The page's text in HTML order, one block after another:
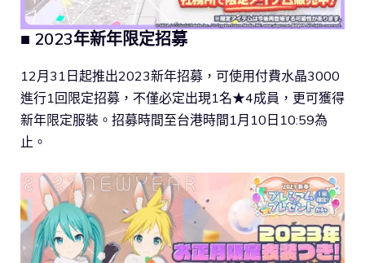
■ 2023年新年限定招募
12月31日起推出2023新年招募，可使用付費水晶3000
進行1回限定招募，不僅必定出現1名★4成員，更可獲得
新年限定服裝。招募時間至台港時間1月10日10:59為
止。